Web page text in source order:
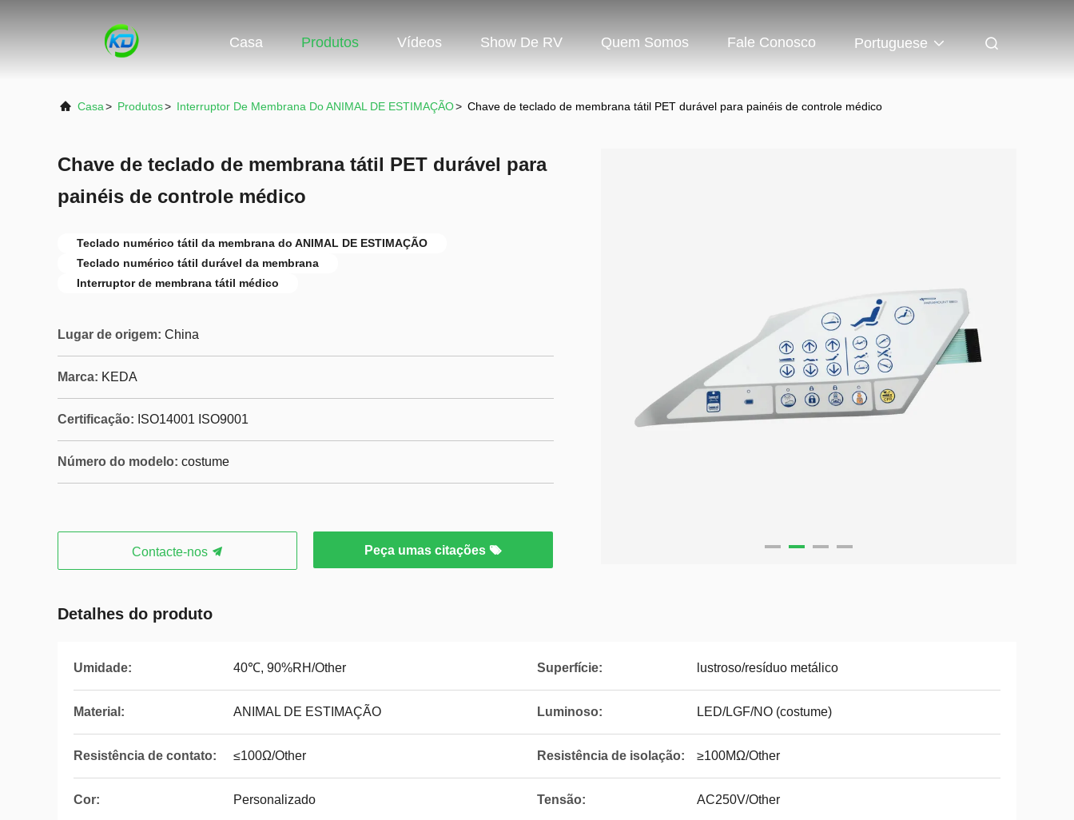
Casa Produtos Vídeos Show De RV Quem Somos Fale Conosco Portuguese
Casa> Produtos> Interruptor De Membrana Do ANIMAL DE ESTIMAÇÃO> Chave de teclado de membrana tátil PET durável para painéis de controle médico
Chave de teclado de membrana tátil PET durável para
painéis de controle médico
Teclado numérico tátil da membrana do ANIMAL DE ESTIMAÇÃO
Teclado numérico tátil durável da membrana
Interruptor de membrana tátil médico
Lugar de origem: China
Marca: KEDA
Certificação: ISO14001 ISO9001
Número do modelo: costume
Contacte-nos Peça umas citações
Detalhes do produto
Umidade: 40℃, 90%RH/Other Superfície: lustroso/resíduo metálico
Material: ANIMAL DE ESTIMAÇÃO Luminoso: LED/LGF/NO (costume)
Resistência de contato: ≤100Ω/Other Resistência de isolação: ≥100MΩ/Other
Cor: Personalizado Tensão: AC250V/Other